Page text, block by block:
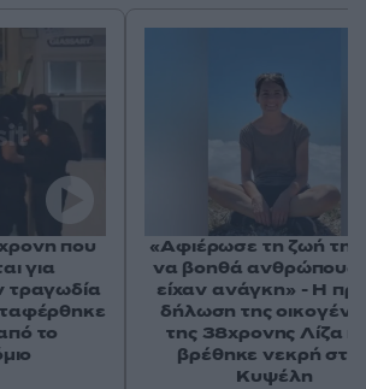
που
για
τραγωδία
το
«Αφιέρωσε τη ζωή της
να βοηθά ανθρώπους
είχαν ανάγκη» - Η
δήλωση της
της 38χρονης Λίζα
βρέθηκε νεκρή
Κυψέλη